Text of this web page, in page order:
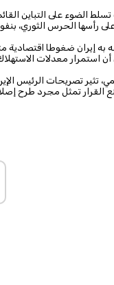
الضوء على التباين
رأسها الحرس الثوري،
إيران ضغوطا اقتصادية
استمرار معدلات
تثير تصريحات الرئيس
القرار تمثل مجرد طرح